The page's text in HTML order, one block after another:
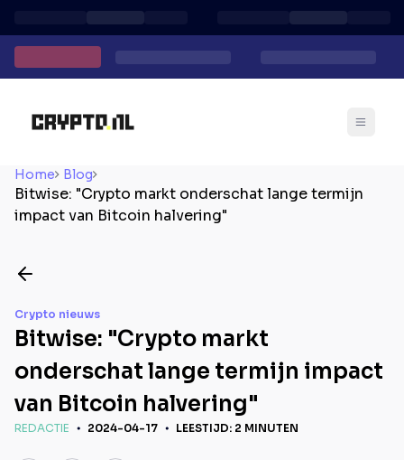
Home Blog
Bitwise: "Crypto markt onderschat lange termijn
impact van Bitcoin halvering"
Crypto nieuws
Bitwise: "Crypto markt
onderschat lange termijn impact
van Bitcoin halvering"
REDACTIE 2024-04-17 LEESTIJD: 2 MINUTEN